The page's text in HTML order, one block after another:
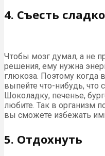
4. Съесть
Чтобы мозг думал, а не
решения, ему нужна
глюкоза. Поэтому когда
выпейте что-нибудь, что
Шоколадку, печенье,
любите. Так в организм
вы сможете избежать
5. Отдохнуть